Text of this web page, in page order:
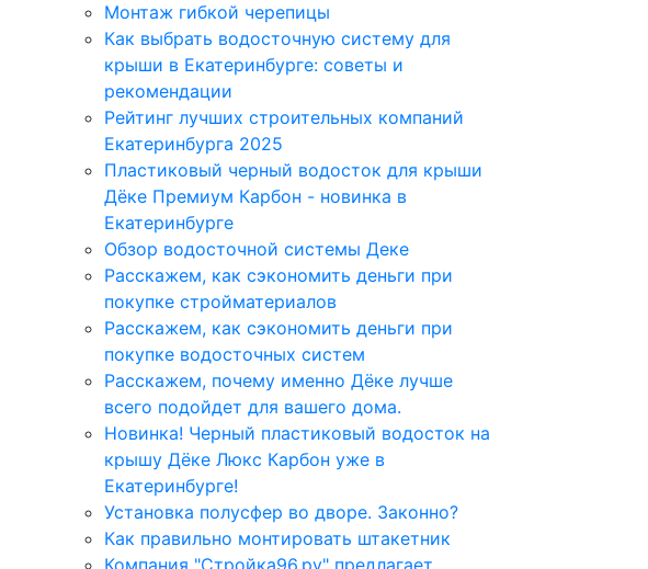
Монтаж гибкой черепицы
Как выбрать водосточную систему для
крыши в Екатеринбурге: советы и
рекомендации
Рейтинг лучших строительных компаний
Екатеринбурга 2025
Пластиковый черный водосток для крыши
Дёке Премиум Карбон - новинка в
Екатеринбурге
Обзор водосточной системы Деке
Расскажем, как сэкономить деньги при
покупке стройматериалов
Расскажем, как сэкономить деньги при
покупке водосточных систем
Расскажем, почему именно Дёке лучше
всего подойдет для вашего дома.
Новинка! Черный пластиковый водосток на
крышу Дёке Люкс Карбон уже в
Екатеринбурге!
Установка полусфер во дворе. Законно?
Как правильно монтировать штакетник
Компания "Стройка96.ру" предлагает